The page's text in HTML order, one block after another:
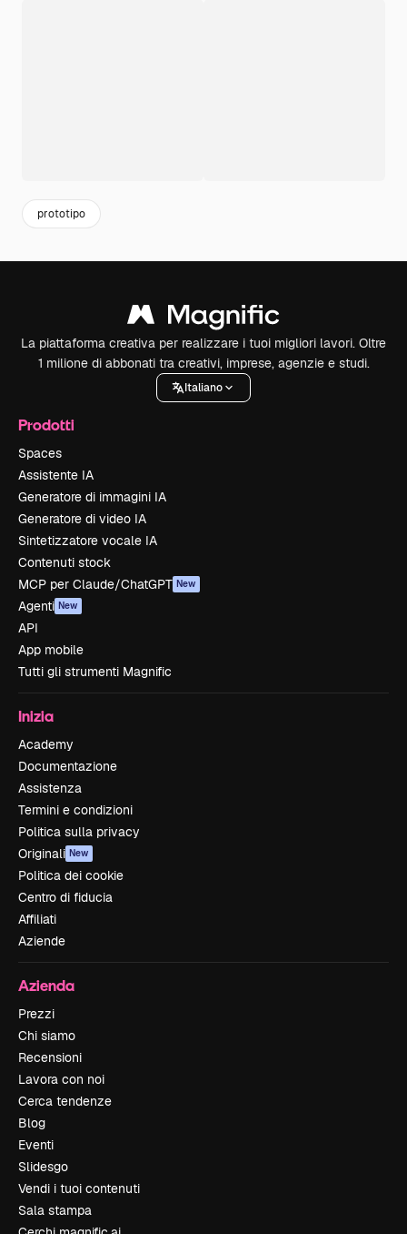
prototipo
La piattaforma creativa per realizzare i tuoi migliori lavori. Oltre
1 milione di abbonati tra creativi, imprese, agenzie e studi.
Italiano
Prodotti
Spaces
Assistente IA
Generatore di immagini IA
Generatore di video IA
Sintetizzatore vocale IA
Contenuti stock
MCP per Claude/ChatGPT New
Agenti New
API
App mobile
Tutti gli strumenti Magnific
Inizia
Academy
Documentazione
Assistenza
Termini e condizioni
Politica sulla privacy
Originali New
Politica dei cookie
Centro di fiducia
Affiliati
Aziende
Azienda
Prezzi
Chi siamo
Recensioni
Lavora con noi
Cerca tendenze
Blog
Eventi
Slidesgo
Vendi i tuoi contenuti
Sala stampa